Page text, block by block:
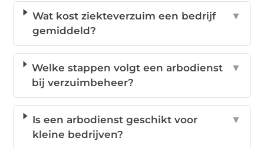
Wat kost ziekteverzuim een bedrijf
gemiddeld?
▼
Welke stappen volgt een arbodienst
bij verzuimbeheer?
▼
Is een arbodienst geschikt voor
kleine bedrijven?
▼